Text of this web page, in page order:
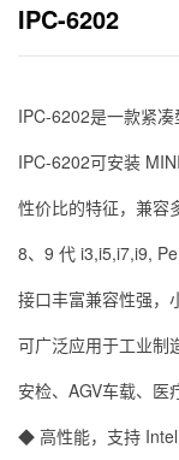
IPC-6202
IPC-6202是一款紧凑
IPC-6202可安装
性价比的特征，兼容
8、9 代 i3,i5,i7,i9,
接口丰富兼容性强，
可广泛应用于工业制
安检、AGV车载、医
◆ 高性能，支持